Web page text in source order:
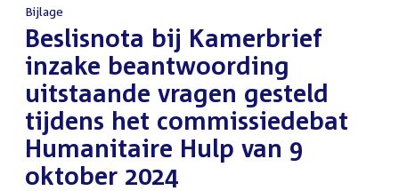
Bijlage
:Beslisnota bij Kamerbrief
inzake beantwoording
uitstaande vragen gesteld
tijdens het commissiedebat
Humanitaire Hulp van 9
oktober 2024